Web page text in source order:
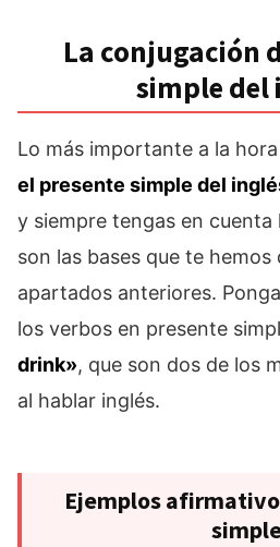
La conjugación
simple del
Lo más importante a la
el presente simple del
y siempre tengas en
son las bases que te hemos
apartados anteriores.
los verbos en presente
drink», que son dos de los
al hablar inglés.
Ejemplos